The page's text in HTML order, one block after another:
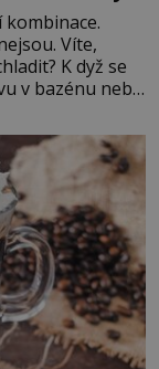
Víte,
K dyž se
v bazénu nebo
mít
vás